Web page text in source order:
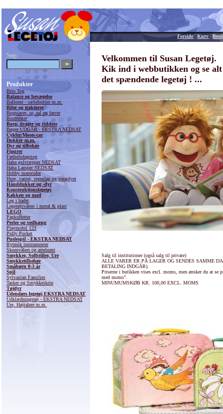
Forside|Kurv |
Søg:
Produkter
Brio Tog
Balance og bevægelse
Balloner - sæbebobler m.m.
Biler og traktorer
Bogstaver, ur, tal og farver
Bordteater
Borg, drager og riddere
Bøger UDGÅR - EKSTRA NEDSAT
Cykler/Moon-car
Dukker m.m.
Dyr og tilbehør
Figurer
Fødselsdagstog
Haba gulvtæpper NEDSAT
Haba Lamper NEDSAT
Hobby materialer
Huer, vanter, regnslag og paraplyer
Hånddukker og -dyr
Konstruktionslegetøj
Køkken og mad
Leg i badet
Legetøjsvåben i metal & plast
LEGO
Papkufferter
Perler og vedhæng
Playmobil 123
Polly Pocket
Puslespil - EKSTRA NEDSAT
Rytmik instrumenter
Skumvåben og armbrøst
Smykker, Solbriller, Ure
Smykketilbehør
Småbørn 0-3 år
Spil
Sylvanian Families
Tasker og Smykkeskrin
Tøjdyr
Udendørs legetøj EKSTRA NEDSAT
Udklædningstøj - EKSTRA NEDSAT
Ure, Højtalere m.m.
Velkommen til Susan Legetøj.
Kik ind i webbutikken og se alt
det spændende legetøj ! ...
Salg til institutioner (også salg til private)
ALLE VARER ER PÅ LAGER OG SENDES SAMME
BETALING INDGÅR).
Priserne i butikken vises excl. moms, men ønsker du at
med moms".
MINUMUMSKØB KR. 100,00 EXCL. MOMS